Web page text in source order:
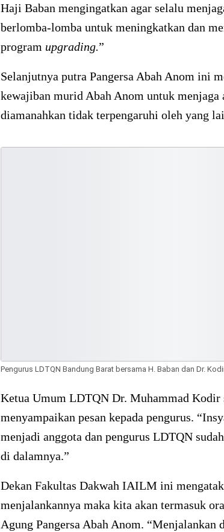
Haji Baban mengingatkan agar selalu
berlomba-lomba untuk meningkatkan dan
program upgrading.”
Selanjutnya putra Pangersa Abah Anom ini
kewajiban murid Abah Anom untuk menjaga
diamanahkan tidak terpengaruhi oleh yang
Pengurus LDTQN Bandung Barat bersama H. Baban dan Dr.
Ketua Umum LDTQN Dr. Muhammad Kodir
menyampaikan pesan kepada pengurus.
menjadi anggota dan pengurus LDTQN
di dalamnya.”
Dekan Fakultas Dakwah IAILM ini
menjalankannya maka kita akan termasuk
Agung Pangersa Abah Anom. “Menjalankan